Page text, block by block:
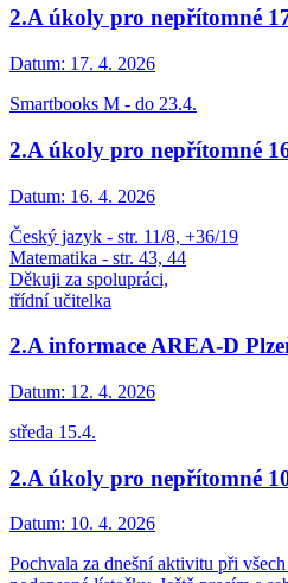
2.A úkoly pro nepřítomné
Datum: 17. 4. 2026
Smartbooks M - do 23.4.
2.A úkoly pro nepřítomné
Datum: 16. 4. 2026
Český jazyk - str. 11/8, +36/19
Matematika - str. 43, 44
Děkuji za spolupráci,
třídní učitelka
2.A informace AREA-D
Datum: 12. 4. 2026
středa 15.4.
2.A úkoly pro nepřítomné
Datum: 10. 4. 2026
Pochvala za dnešní aktivitu při